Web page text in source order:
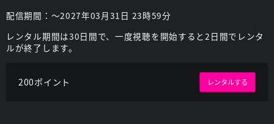
配信期間：～2027年03月31日 23時59分
レンタル期間は30日間で、一度視聴を開始すると2日間でレンタ
ルが終了します。
200ポイント レンタルする